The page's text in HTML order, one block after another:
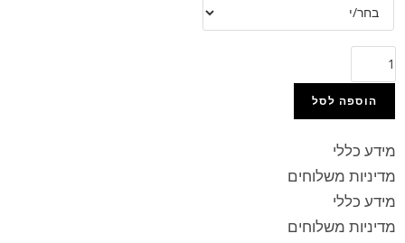
הוספה לסל
מידע כללי
מדיניות משלוחים
מידע כללי
מדיניות משלוחים